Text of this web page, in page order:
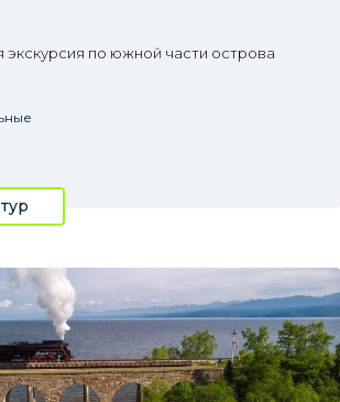
экскурсия по южной части острова